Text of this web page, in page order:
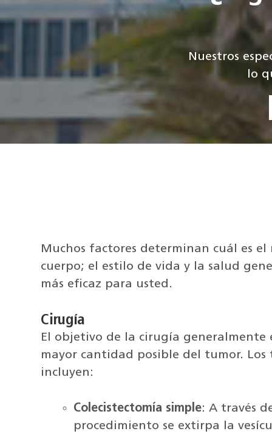
Nuestros
lo
Muchos factores determinan cuál es
cuerpo; el estilo de vida y la salud
más eficaz para usted.
Cirugía
El objetivo de la cirugía generalmente
mayor cantidad posible del tumor. Los
incluyen:
Colecistectomía simple: A través
procedimiento se extirpa la